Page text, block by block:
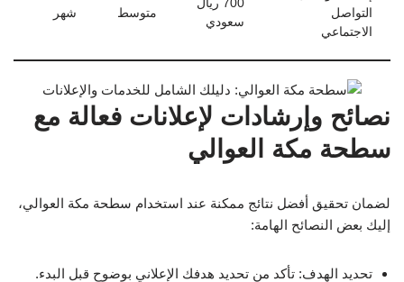
التواصل
الاجتماعي
700 ريال
سعودي
متوسط شهر
نصائح وإرشادات لإعلانات فعالة مع
سطحة مكة العوالي
لضمان تحقيق أفضل نتائج ممكنة عند استخدام سطحة مكة العوالي،
إليك بعض النصائح الهامة:
تحديد الهدف: تأكد من تحديد هدفك الإعلاني بوضوح قبل البدء.